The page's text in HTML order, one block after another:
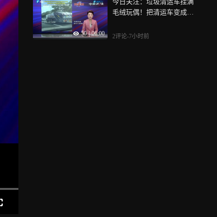
50 | 06:00
今日关注：垃圾清运车挂满
毛绒玩偶！把清运车变成城
2评论-7小时前